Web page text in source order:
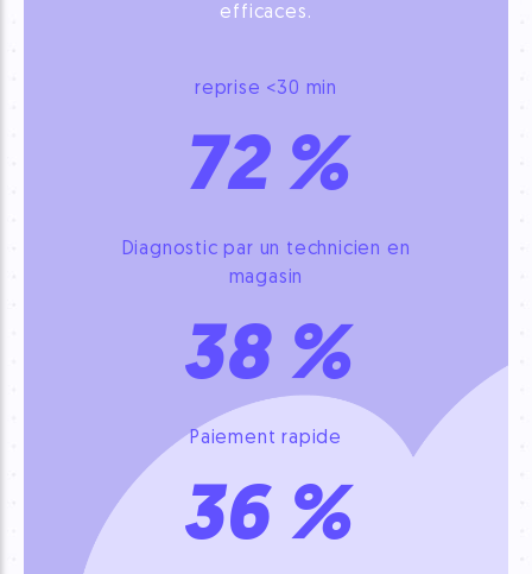
efficaces.
reprise <30 min
72 %
Diagnostic par un technicien en
magasin
38 %
Paiement rapide
36 %